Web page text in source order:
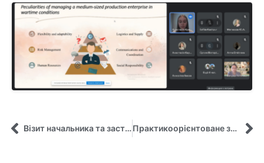
Візит начальника та заступника начальника Центрального міжрегіонального управління НАДС на кафедру управління Практикоорієнтоване заняття для студентів 1 курсу від Олександра Ющенка